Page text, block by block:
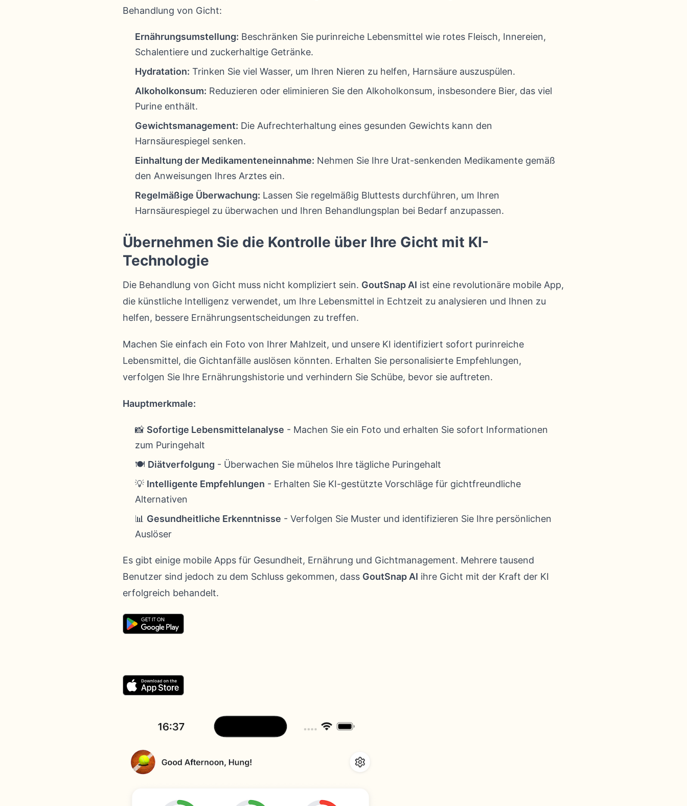
Behandlung von Gicht:
Ernährungsumstellung: Beschränken Sie purinreiche Lebensmittel wie rotes Fleisch, Innereien,
Schalentiere und zuckerhaltige Getränke.
Hydratation: Trinken Sie viel Wasser, um Ihren Nieren zu helfen, Harnsäure auszuspülen.
Alkoholkonsum: Reduzieren oder eliminieren Sie den Alkoholkonsum, insbesondere Bier, das viel
Purine enthält.
Gewichtsmanagement: Die Aufrechterhaltung eines gesunden Gewichts kann den
Harnsäurespiegel senken.
Einhaltung der Medikamenteneinnahme: Nehmen Sie Ihre Urat-senkenden Medikamente gemäß
den Anweisungen Ihres Arztes ein.
Regelmäßige Überwachung: Lassen Sie regelmäßig Bluttests durchführen, um Ihren
Harnsäurespiegel zu überwachen und Ihren Behandlungsplan bei Bedarf anzupassen.
Übernehmen Sie die Kontrolle über Ihre Gicht mit KI-
Technologie
Die Behandlung von Gicht muss nicht kompliziert sein. GoutSnap AI ist eine revolutionäre mobile App,
die künstliche Intelligenz verwendet, um Ihre Lebensmittel in Echtzeit zu analysieren und Ihnen zu
helfen, bessere Ernährungsentscheidungen zu treffen.
Machen Sie einfach ein Foto von Ihrer Mahlzeit, und unsere KI identifiziert sofort purinreiche
Lebensmittel, die Gichtanfälle auslösen könnten. Erhalten Sie personalisierte Empfehlungen,
verfolgen Sie Ihre Ernährungshistorie und verhindern Sie Schübe, bevor sie auftreten.
Hauptmerkmale:
📸 Sofortige Lebensmittelanalyse - Machen Sie ein Foto und erhalten Sie sofort Informationen
zum Puringehalt
🍽️ Diätverfolgung - Überwachen Sie mühelos Ihre tägliche Puringehalt
💡 Intelligente Empfehlungen - Erhalten Sie KI-gestützte Vorschläge für gichtfreundliche
Alternativen
📊 Gesundheitliche Erkenntnisse - Verfolgen Sie Muster und identifizieren Sie Ihre persönlichen
Auslöser
Es gibt einige mobile Apps für Gesundheit, Ernährung und Gichtmanagement. Mehrere tausend
Benutzer sind jedoch zu dem Schluss gekommen, dass GoutSnap AI ihre Gicht mit der Kraft der KI
erfolgreich behandelt.